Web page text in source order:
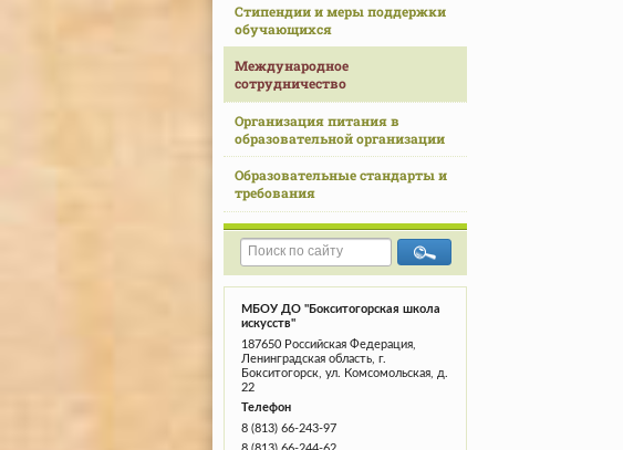
Стипендии и меры поддержки
обучающихся
Международное
сотрудничество
Организация питания в
образовательной организации
Образовательные стандарты и
требования
МБОУ ДО "Бокситогорская школа
искусств"
187650 Российская Федерация,
Ленинградская область, г.
Бокситогорск, ул. Комсомольская, д.
22
Телефон
8 (813) 66-243-97